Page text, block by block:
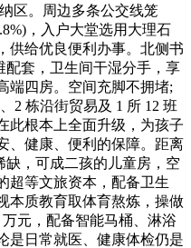
区。周边多条公交线笼
，入户大堂选用大理石
供给优良便利办事。北侧书
配套，卫生间干湿分手，享
端四房。空间充脚不拥堵;
2 栋沿街贸易及 1 所 12 班
此根本上全面升级，为孩子
、健康、便利的保障。距离
缺，可成二孩的儿童房，空
超等文旅资本，配备卫生
本质教育取体育熬炼，操做
元，配备智能马桶、淋浴
是日常就医、健康体检仍是